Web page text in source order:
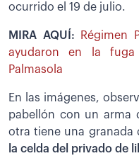
ocurrido el 19 de julio.
MIRA AQUÍ:
Régimen
ayudaron en la
Palmasola
En las imágenes,
pabellón con un arma
otra tiene una granada
la celda del privado de